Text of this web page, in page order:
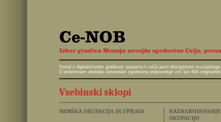
Portal z digitaliziranim gradivom prispeva k večji javni dostopnosti
O prelomnem obdobju slovenske zgodovine pripoveduje več kot 600
Vsebinski sklopi
NEMŠKA OKUPACIJA IN UPRAVA
OKUPACIJO